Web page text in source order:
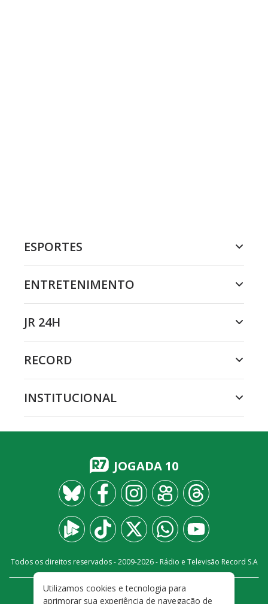
ESPORTES
ENTRETENIMENTO
JR 24H
RECORD
INSTITUCIONAL
JOGADA 10
Todos os direitos reservados - 2009-2026- Rádio e Televisão Record S.A
FALE CONOSCO PRIVACIDADE
Utilizamos cookies e tecnologia para
aprimorar sua experiência de navegação de